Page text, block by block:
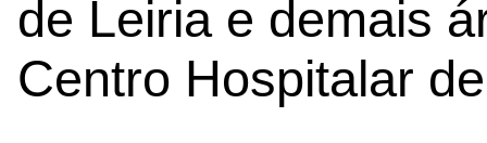
de Leiria e demais
Centro Hospitalar